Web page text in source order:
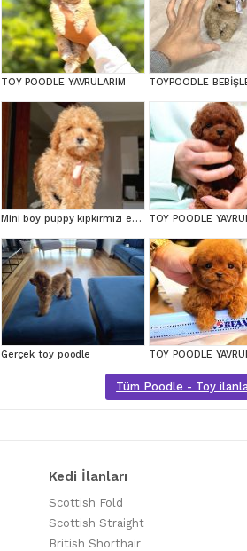
TOY POODLE YAVRULARIM TOYPOODLE
Mini boy puppy kıpkırmızı ev üretimi TOOY POODLE TOY POODLE
Gerçek toy poodle TOY POODLE
Tüm Poodle - Toy
Kedi İlanları
Scottish Fold
Scottish Straight
British Shorthair